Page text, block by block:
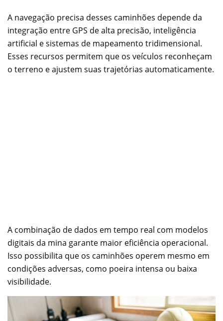
A navegação precisa desses caminhões depende da
integração entre GPS de alta precisão, inteligência
artificial e sistemas de mapeamento tridimensional.
Esses recursos permitem que os veículos reconheçam
o terreno e ajustem suas trajetórias automaticamente.
A combinação de dados em tempo real com modelos
digitais da mina garante maior eficiência operacional.
Isso possibilita que os caminhões operem mesmo em
condições adversas, como poeira intensa ou baixa
visibilidade.